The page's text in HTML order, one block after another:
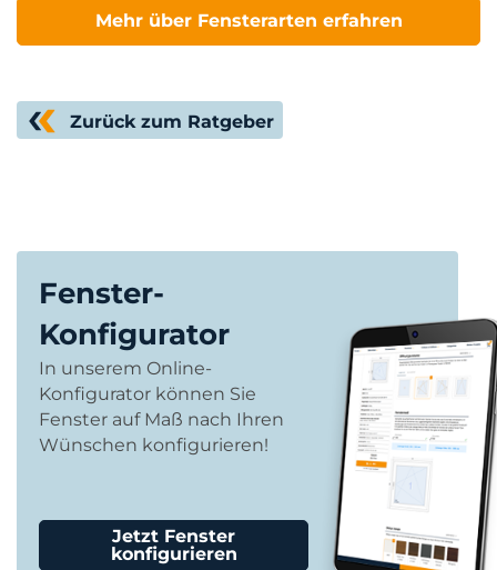
Mehr über Fensterarten erfahren
Zurück zum Ratgeber
Fenster-
Konfigurator
In unserem Online-
Konfigurator können Sie
Fenster auf Maß nach Ihren
Wünschen konfigurieren!
Jetzt Fenster
konfigurieren